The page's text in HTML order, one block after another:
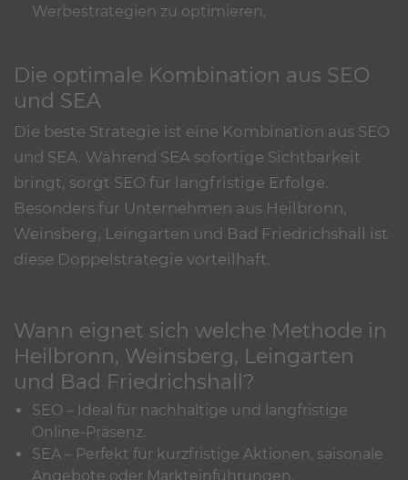
Werbestrategien zu optimieren.
Die optimale Kombination aus SEO
und SEA
Die beste Strategie ist eine Kombination aus SEO
und SEA. Während SEA sofortige Sichtbarkeit
bringt, sorgt SEO für langfristige Erfolge.
Besonders für Unternehmen aus Heilbronn,
Weinsberg, Leingarten und Bad Friedrichshall ist
diese Doppelstrategie vorteilhaft.
Wann eignet sich welche Methode in
Heilbronn, Weinsberg, Leingarten
und Bad Friedrichshall?
SEO – Ideal für nachhaltige und langfristige
Online-Präsenz.
SEA – Perfekt für kurzfristige Aktionen, saisonale
Angebote oder Markteinführungen.